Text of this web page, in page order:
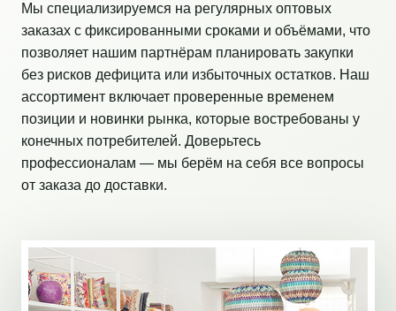
Мы специализируемся на регулярных оптовых
заказах с фиксированными сроками и объёмами, что
позволяет нашим партнёрам планировать закупки
без рисков дефицита или избыточных остатков. Наш
ассортимент включает проверенные временем
позиции и новинки рынка, которые востребованы у
конечных потребителей. Доверьтесь
профессионалам — мы берём на себя все вопросы
от заказа до доставки.